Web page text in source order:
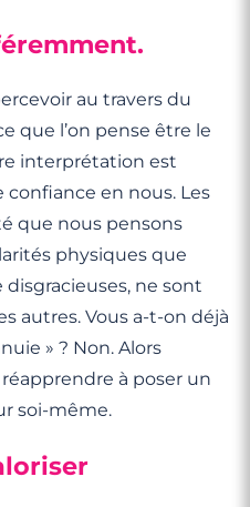
au travers du
que l’on pense être le
interprétation est
en nous. Les
que nous pensons
physiques que
ne sont
autres. Vous a-t-on déjà
» ? Non. Alors
à poser un
soi-même.